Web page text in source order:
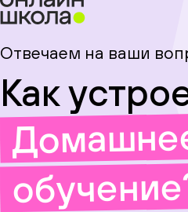
Отвечаем на ваши
Как